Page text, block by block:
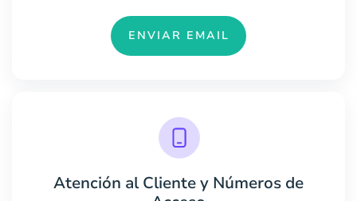
ENVIAR EMAIL
Atención al Cliente y Números de